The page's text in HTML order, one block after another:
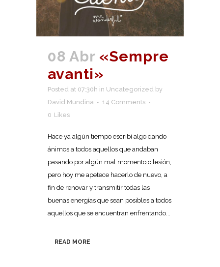
08 Abr «Sempre
avanti»
Posted at 07:30h in Uncategorized by
David Mundina
14 Comments
0 Likes
Hace ya algún tiempo escribí algo dando
ánimos a todos aquellos que andaban
pasando por algún mal momento o lesión,
pero hoy me apetece hacerlo de nuevo, a
fin de renovar y transmitir todas las
buenas energías que sean posibles a todos
aquellos que se encuentran enfrentando...
READ MORE